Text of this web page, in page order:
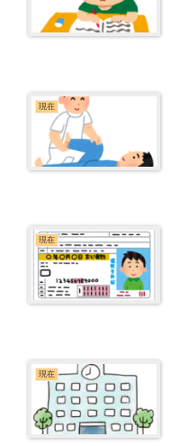
現在
現在
現在